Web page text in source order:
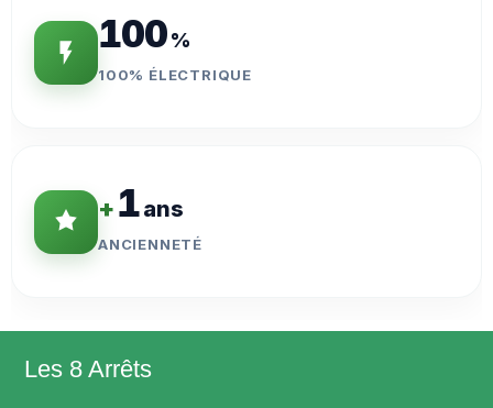
100%
100% ÉLECTRIQUE
+1ans
ANCIENNETÉ
Les 8 Arrêts